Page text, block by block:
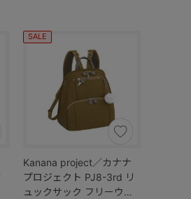
Kanana project／カナナ
プロジェクト PJ8-3rd リ
ュックサック フリーウェ
SALE